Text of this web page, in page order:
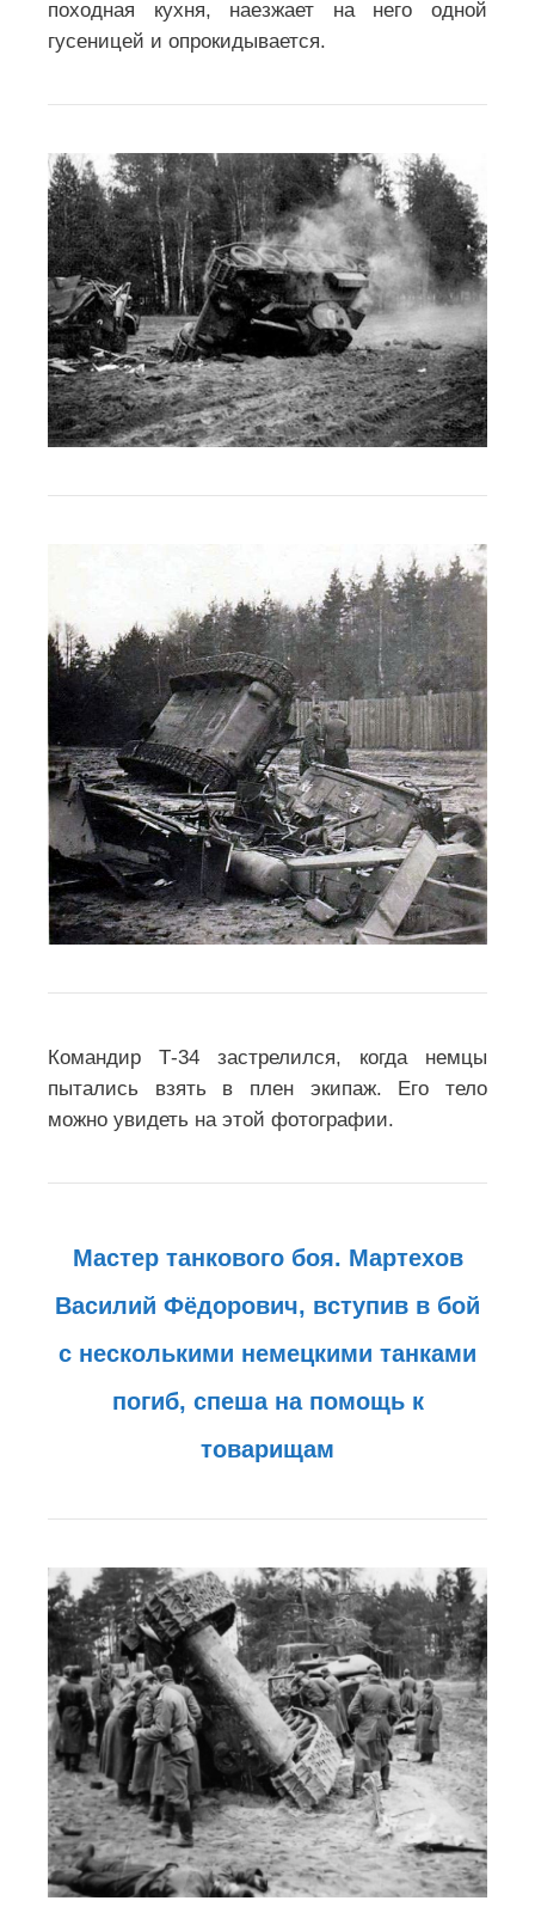
походная кухня, наезжает на него одной
гусеницей и опрокидывается.
Командир Т-34 застрелился, когда немцы
пытались взять в плен экипаж. Его тело
можно увидеть на этой фотографии.
Мастер танкового боя. Мартехов
Василий Фёдорович, вступив в бой
с несколькими немецкими танками
погиб, спеша на помощь к
товарищам